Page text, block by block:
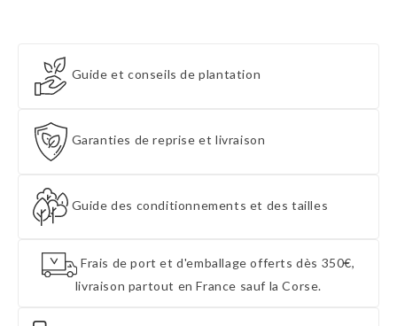
Guide et conseils de plantation
Garanties de reprise et livraison
Guide des conditionnements et des tailles
Frais de port et d'emballage offerts dès 350€,
livraison partout en France sauf la Corse.